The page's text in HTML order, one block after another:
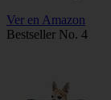
Ver en Amazon
Bestseller No. 4